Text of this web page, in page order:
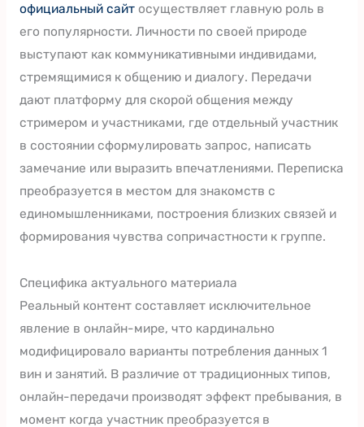
официальный сайтосуществляет главную роль в
его популярности. Личности по своей природе
выступают как коммуникативными индивидами,
стремящимися к общению и диалогу. Передачи
дают платформу для скорой общения между
стримером и участниками, где отдельный участник
в состоянии сформулировать запрос, написать
замечание или выразить впечатлениями. Переписка
преобразуется в местом для знакомств с
единомышленниками, построения близких связей и
формирования чувства сопричастности к группе.
Специфика актуального материала
Реальный контент составляет исключительное
явление в онлайн-мире, что кардинально
модифицировало варианты потребления данных 1
вин и занятий. В различие от традиционных типов,
онлайн-передачи производят эффект пребывания, в
момент когда участник преобразуется в